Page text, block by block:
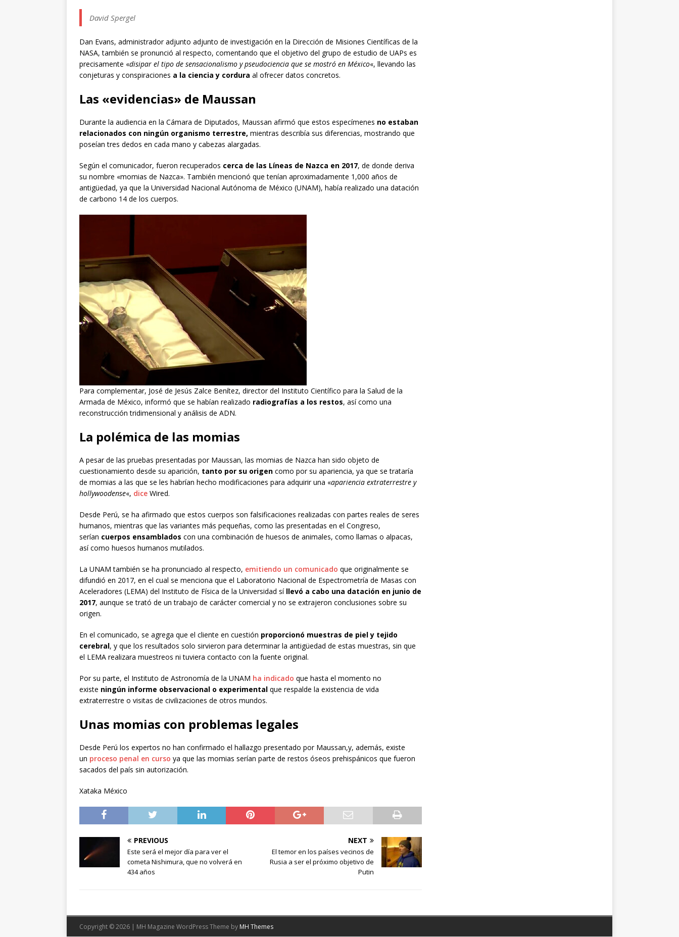
David Spergel
Dan Evans, administrador adjunto adjunto de investigación en la Dirección de Misiones Científicas de la
NASA, también se pronunció al respecto, comentando que el objetivo del grupo de estudio de UAPs es
precisamente «disipar el tipo de sensacionalismo y pseudociencia que se mostró en México«, llevando las
conjeturas y conspiraciones a la ciencia y cordura al ofrecer datos concretos.
Las «evidencias» de Maussan
Durante la audiencia en la Cámara de Diputados, Maussan afirmó que estos especímenes no estaban
relacionados con ningún organismo terrestre, mientras describía sus diferencias, mostrando que
poseían tres dedos en cada mano y cabezas alargadas.
Según el comunicador, fueron recuperados cerca de las Líneas de Nazca en 2017, de donde deriva
su nombre «momias de Nazca». También mencionó que tenían aproximadamente 1,000 años de
antigüedad, ya que la Universidad Nacional Autónoma de México (UNAM), había realizado una datación
de carbono 14 de los cuerpos.
Para complementar, José de Jesús Zalce Benítez, director del Instituto Científico para la Salud de la
Armada de México, informó que se habían realizado radiografías a los restos, así como una
reconstrucción tridimensional y análisis de ADN.
La polémica de las momias
A pesar de las pruebas presentadas por Maussan, las momias de Nazca han sido objeto de
cuestionamiento desde su aparición, tanto por su origen como por su apariencia, ya que se trataría
de momias a las que se les habrían hecho modificaciones para adquirir una «apariencia extraterrestre y
hollywoodense«, dice Wired.
Desde Perú, se ha afirmado que estos cuerpos son falsificaciones realizadas con partes reales de seres
humanos, mientras que las variantes más pequeñas, como las presentadas en el Congreso,
serían cuerpos ensamblados con una combinación de huesos de animales, como llamas o alpacas,
así como huesos humanos mutilados.
La UNAM también se ha pronunciado al respecto, emitiendo un comunicado que originalmente se
difundió en 2017, en el cual se menciona que el Laboratorio Nacional de Espectrometría de Masas con
Aceleradores (LEMA) del Instituto de Física de la Universidad sí llevó a cabo una datación en junio de
2017, aunque se trató de un trabajo de carácter comercial y no se extrajeron conclusiones sobre su
origen.
En el comunicado, se agrega que el cliente en cuestión proporcionó muestras de piel y tejido
cerebral, y que los resultados solo sirvieron para determinar la antigüedad de estas muestras, sin que
el LEMA realizara muestreos ni tuviera contacto con la fuente original.
Por su parte, el Instituto de Astronomía de la UNAM ha indicado que hasta el momento no
existe ningún informe observacional o experimental que respalde la existencia de vida
extraterrestre o visitas de civilizaciones de otros mundos.
Unas momias con problemas legales
Desde Perú los expertos no han confirmado el hallazgo presentado por Maussan,y, además, existe
un proceso penal en curso ya que las momias serían parte de restos óseos prehispánicos que fueron
sacados del país sin autorización.
Xataka México
PREVIOUS
Este será el mejor día para ver el
cometa Nishimura, que no volverá en
434 años
NEXT
El temor en los países vecinos de
Rusia a ser el próximo objetivo de
Putin
Copyright © 2026 | MH Magazine WordPress Theme by MH Themes